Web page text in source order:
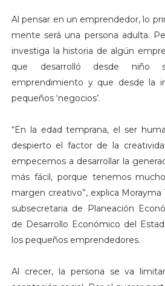
Al pensar en un emprendedor, lo
mente será una persona adulta.
investiga la historia de algún
que desarrolló desde
emprendimiento y que desde la
pequeños ‘negocios’.
“En la edad temprana, el ser
despierto el factor de la
empecemos a desarrollar la
más fácil, porque tenemos
margen creativo”, explica
subsecretaria de Planeación
de Desarrollo Económico del
los pequeños emprendedores.
Al crecer, la persona se va